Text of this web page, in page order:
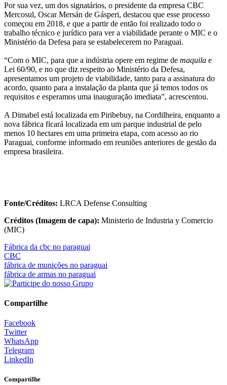
Por sua vez, um dos signatários, o presidente da empresa CBC
Mercosul, Oscar Mersán de Gásperi, destacou que esse processo
começou em 2018, e que a partir de então foi realizado todo o
trabalho técnico e jurídico para ver a viabilidade perante o MIC e o
Ministério da Defesa para se estabelecerem no Paraguai.
“Com o MIC, para que a indústria opere em regime de maquila e
Lei 60/90, e no que diz respeito ao Ministério da Defesa,
apresentamos um projeto de viabilidade, tanto para a assinatura do
acordo, quanto para a instalação da planta que já temos todos os
requisitos e esperamos uma inauguração imediata”, acrescentou.
A Dimabel está localizada em Piribebuy, na Cordilheira, enquanto a
nova fábrica ficará localizada em um parque industrial de pelo
menos 10 hectares em uma primeira etapa, com acesso ao rio
Paraguai, conforme informado em reuniões anteriores de gestão da
empresa brasileira.
Fonte/Créditos: LRCA Defense Consulting
Créditos (Imagem de capa): Ministerio de Industria y Comercio
(MIC)
Fábrica da cbc no paraguai
CBC
fábrica de munições no paraguai
fábrica de armas no paraguai
Compartilhe
Facebook
Twitter
WhatsApp
Telegram
LinkedIn
Compartilhe